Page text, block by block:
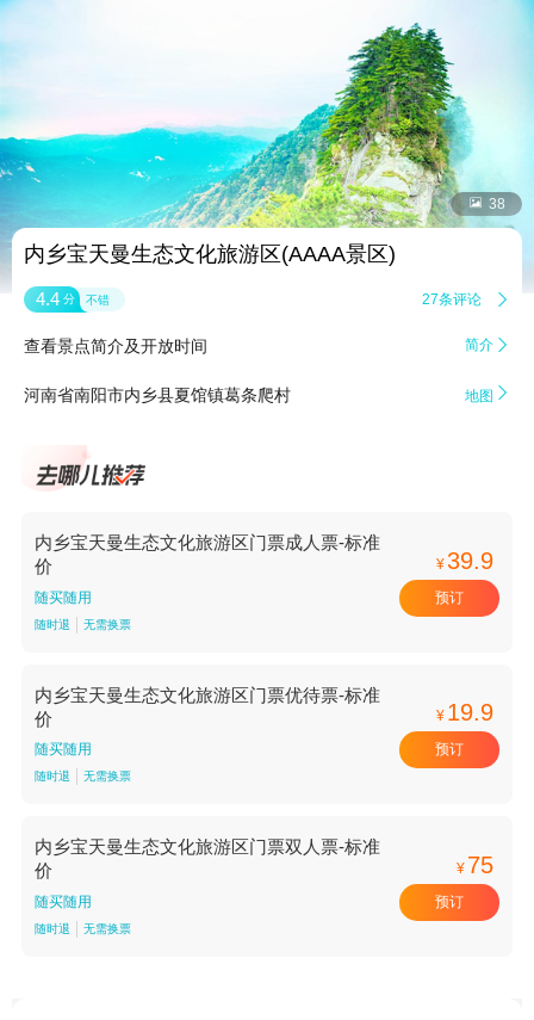
 38
内乡宝天曼生态文化旅游区(AAAA景区)
4.4 分 不错 27条评论 
查看景点简介及开放时间 简介 
河南省南阳市内乡县夏馆镇葛条爬村 地图 
内乡宝天曼生态文化旅游区门票成人票-标准
价
随买随用
随时退 无需换票
¥39.9
预订
内乡宝天曼生态文化旅游区门票优待票-标准
价
随买随用
随时退 无需换票
¥ 19.9
预订
内乡宝天曼生态文化旅游区门票双人票-标准
价
随买随用
随时退 无需换票
¥ 75
预订